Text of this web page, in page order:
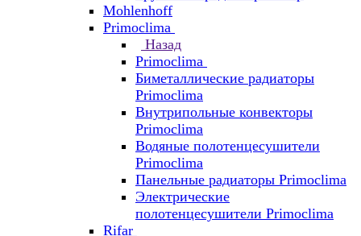
Mohlenhoff
Primoclima
Назад
Primoclima
Биметаллические радиаторы
Primoclima
Внутрипольные конвекторы
Primoclima
Водяные полотенцесушители
Primoclima
Панельные радиаторы Primoclima
Электрические
полотенцесушители Primoclima
Rifar